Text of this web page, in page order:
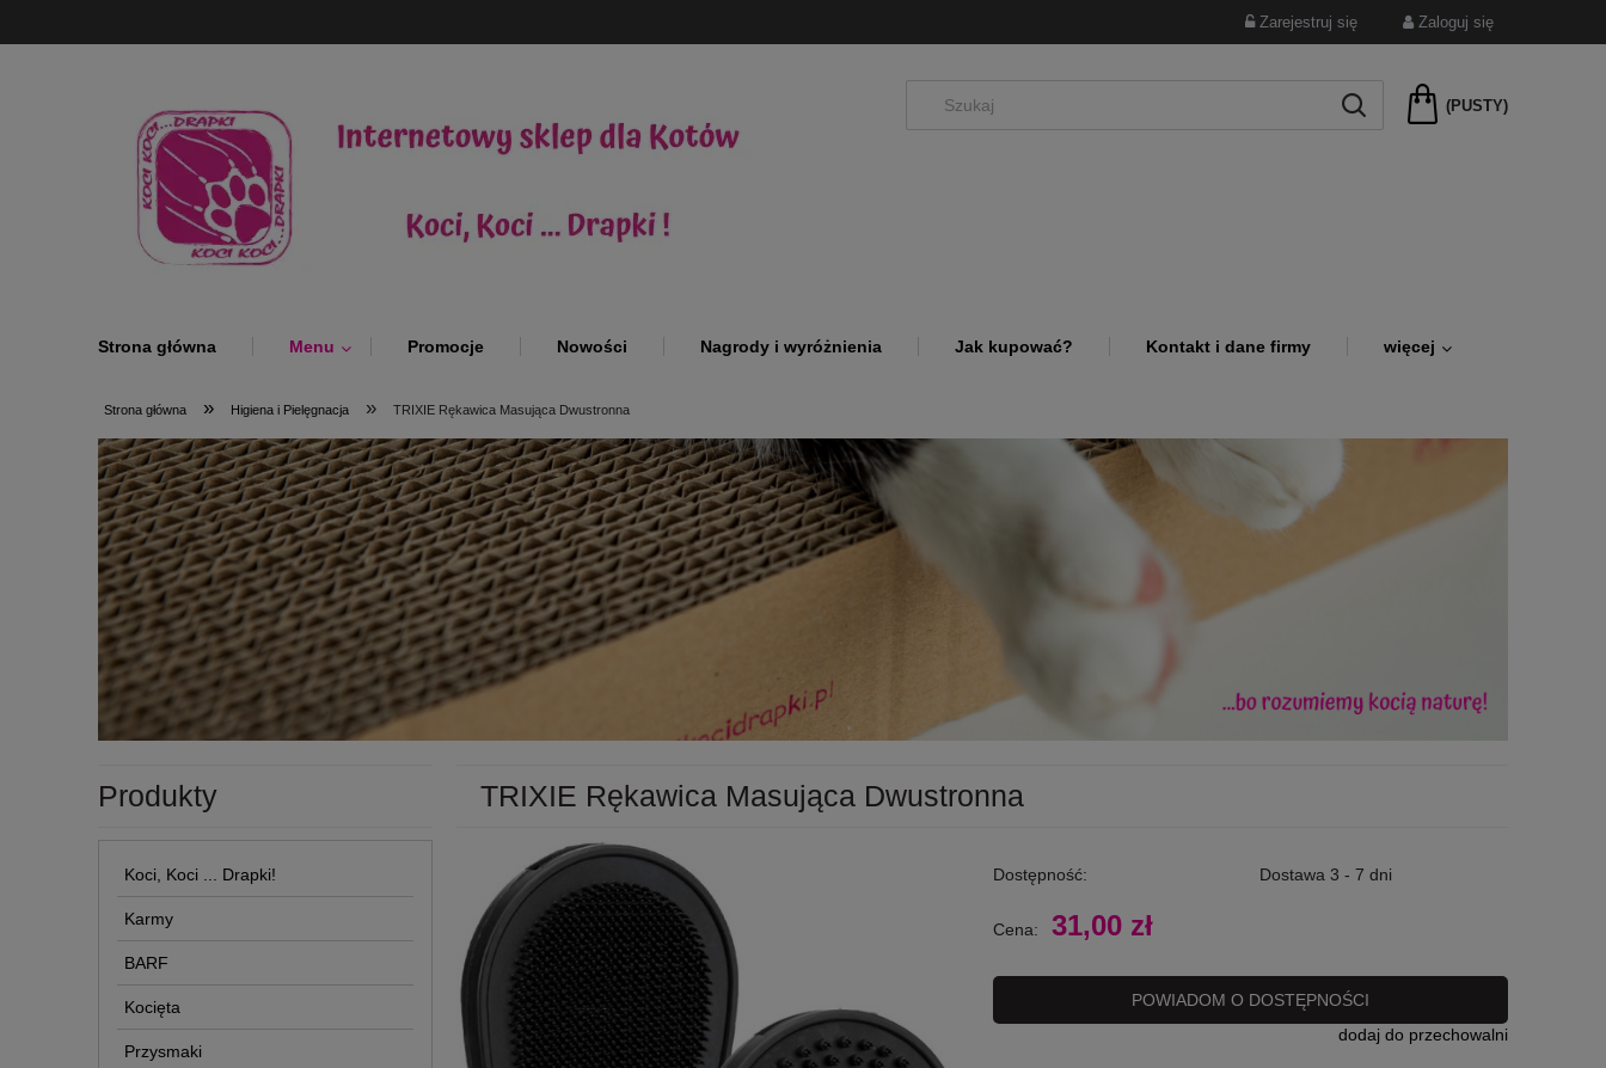
Zarejestruj się Zaloguj się
(PUSTY)
Strona główna Menu Promocje Nowości Nagrody i wyróżnienia Jak kupować? Kontakt i dane firmy więcej
Strona główna » Higiena i Pielęgnacja » TRIXIE Rękawica Masująca Dwustronna
Produkty
Koci, Koci ... Drapki!
Karmy
BARF
Kocięta
Przysmaki
TRIXIE Rękawica Masująca Dwustronna
Dostępność: Dostawa 3 - 7 dni
Cena: 31,00 zł
POWIADOM O DOSTĘPNOŚCI
dodaj do przechowalni